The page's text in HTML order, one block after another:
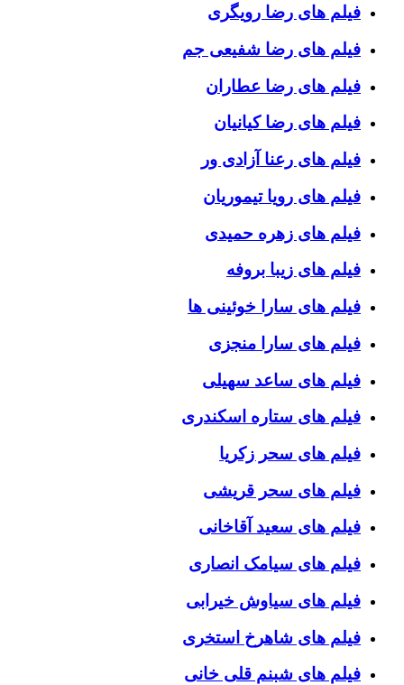
فیلم های رضا رویگری
فیلم های رضا شفیعی جم
فیلم های رضا عطاران
فیلم های رضا کیانیان
فیلم های رعنا آزادی ور
فیلم های رویا تیموریان
فیلم های زهره حمیدی
فیلم های زیبا بروفه
فیلم های سارا خوئینی ها
فیلم های سارا منجزی
فیلم های ساعد سهیلی
فیلم های ستاره اسکندری
فیلم های سحر زکریا
فیلم های سحر قریشی
فیلم های سعید آقاخانی
فیلم های سیامک انصاری
فیلم های سیاوش خیرابی
فیلم های شاهرخ استخری
فیلم های شبنم قلی خانی